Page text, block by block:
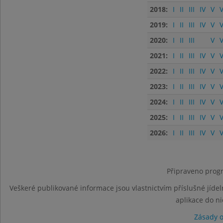
2018: I II III IV V
2019:
I II III IV V
2020:
I II III V
2021:
I II III IV V
2022:
I II III IV V
2023:
I II III IV V
2024:
I II III IV V
2025:
I II III IV V
2026:
I II III IV V
Připraveno
Veškeré publikované informace jsou vlastnictvím příslušné
aplikace do
Zásady